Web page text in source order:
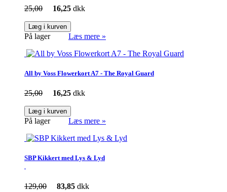
25,00 16,25 dkk
Læg i kurven
På lager Læs mere »
All by Voss Flowerkort A7 - The Royal Guard
25,00 16,25 dkk
Læg i kurven
På lager Læs mere »
SBP Kikkert med Lys & Lyd
129,00 83,85 dkk